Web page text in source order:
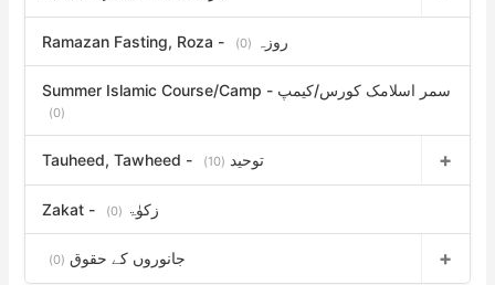
Ramazan Fasting, Roza - روزہ (0)
Summer Islamic Course/Camp - سمر اسلامک کورس/کیمپ
(0)
Tauheed, Tawheed - توحید (10)
Zakat - زکوٰۃ (0)
جانوروں کے حقوق (0)